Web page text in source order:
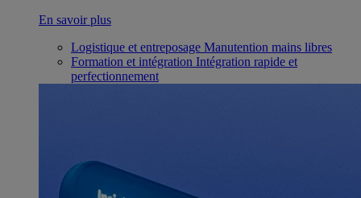
En savoir plus
Logistique et entreposage Manutention mains libres
Formation et intégration Intégration rapide et
perfectionnement